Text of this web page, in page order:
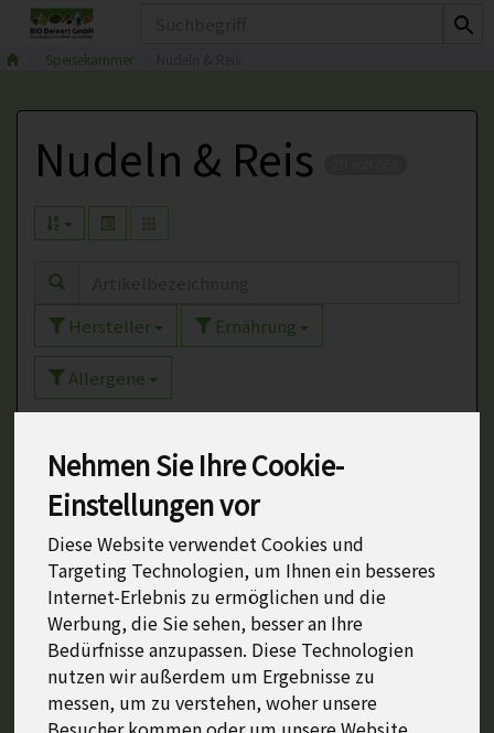
Nehmen Sie Ihre Cookie-
Einstellungen vor
Diese Website verwendet Cookies und
Targeting Technologien, um Ihnen ein besseres
Internet-Erlebnis zu ermöglichen und die
Werbung, die Sie sehen, besser an Ihre
Bedürfnisse anzupassen. Diese Technologien
nutzen wir außerdem um Ergebnisse zu
messen, um zu verstehen, woher unsere
Speisekammer
Nudeln & Reis
Hersteller Ernährung
Allergene